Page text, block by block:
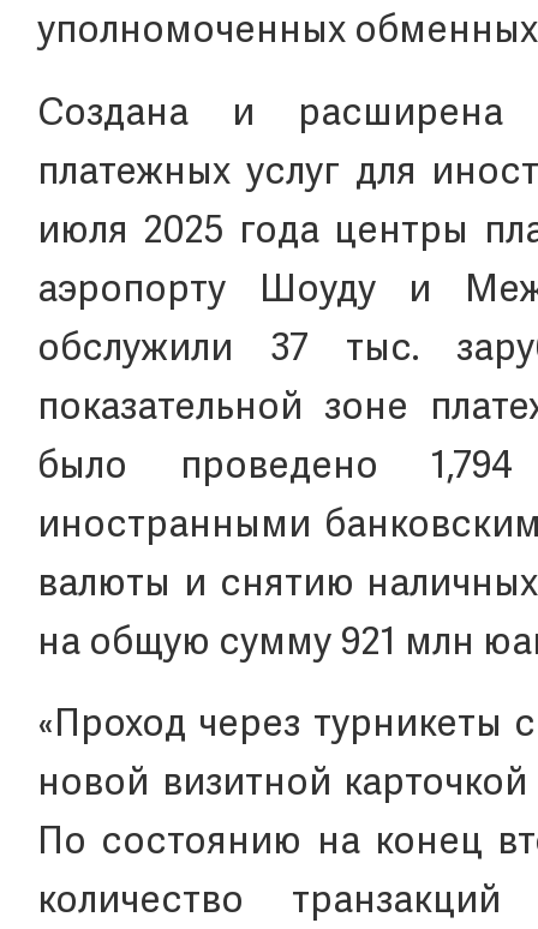
уполномоченных
Создана и расширена
платежных услуг для
июля 2025 года центры
аэропорту Шоуду и
обслужили 37 тыс.
показательной зоне
было проведено
иностранными
валюты и снятию
на общую сумму 921 млн
«Проход через турникеты
новой визитной
По состоянию на конец
количество